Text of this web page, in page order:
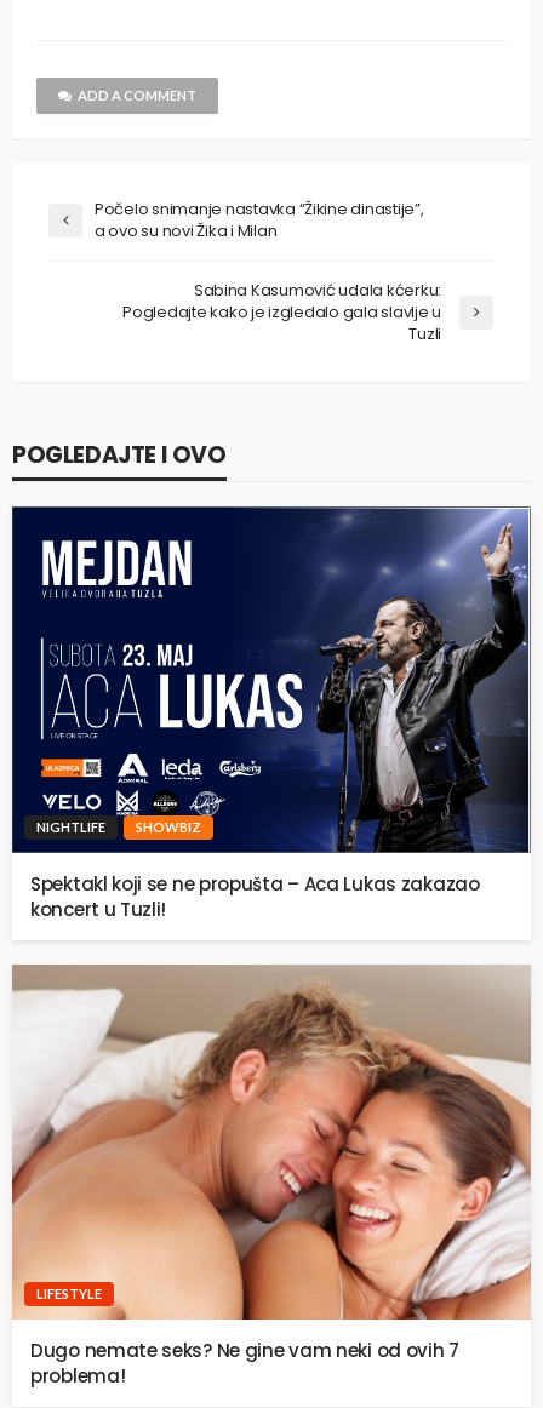
ADD A COMMENT
Počelo snimanje nastavka “Žikine dinastije”,
a ovo su novi Žika i Milan
Sabina Kasumović udala kćerku:
Pogledajte kako je izgledalo gala slavlje u
Tuzli
POGLEDAJTE I OVO
NIGHTLIFE SHOWBIZ
Spektakl koji se ne propušta – Aca Lukas zakazao
koncert u Tuzli!
LIFESTYLE
Dugo nemate seks? Ne gine vam neki od ovih 7
problema!